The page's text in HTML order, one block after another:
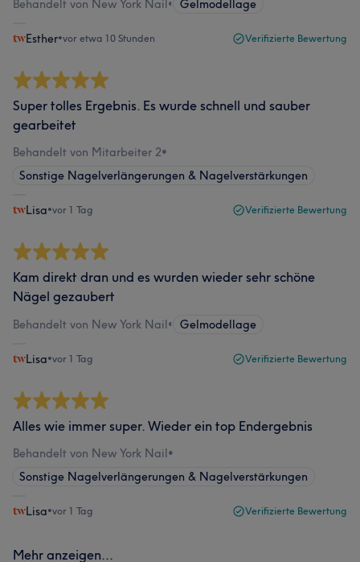
Behandelt von New York Nail• Gelmodellage
Esther•vor etwa 10 Stunden Verifizierte Bewertung
Super tolles Ergebnis. Es wurde schnell und sauber
gearbeitet
Behandelt von Mitarbeiter 2•
Sonstige Nagelverlängerungen & Nagelverstärkungen
Lisa•vor 1 Tag Verifizierte Bewertung
Kam direkt dran und es wurden wieder sehr schöne
Nägel gezaubert
Behandelt von New York Nail• Gelmodellage
Lisa•vor 1 Tag Verifizierte Bewertung
Alles wie immer super. Wieder ein top Endergebnis
Behandelt von New York Nail•
Sonstige Nagelverlängerungen & Nagelverstärkungen
Lisa•vor 1 Tag Verifizierte Bewertung
Mehr anzeigen...